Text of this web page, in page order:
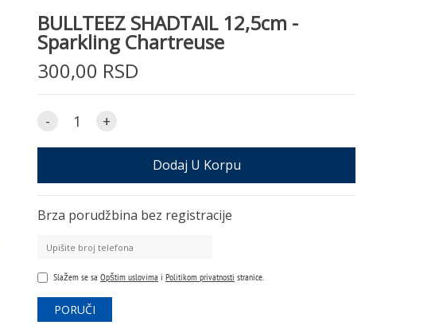
BULLTEEZ SHADTAIL 12,5cm -
Sparkling Chartreuse
300,00 RSD
- +
Dodaj U Korpu
Brza porudžbina bez registracije
Slažem se sa Opštim uslovima i Politikom privatnosti stranice.